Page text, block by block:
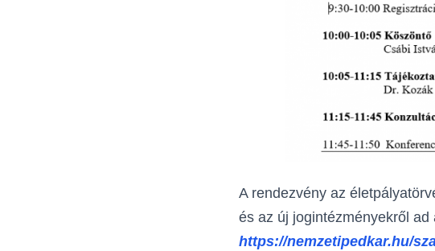
A rendezvény az
és az új jogintézményekről
https://nemzetipedkar.hu/